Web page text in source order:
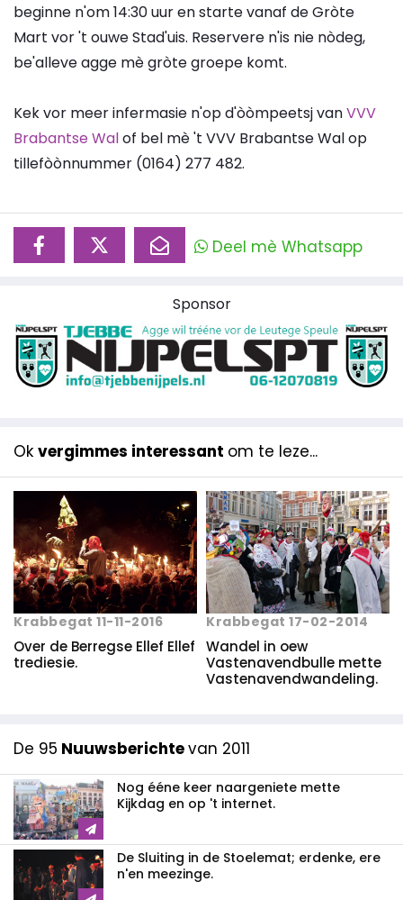
beginne n'om 14:30 uur en starte vanaf de Gròte
Mart vor 't ouwe Stad'uis. Reservere n'is nie nòdeg,
be'alleve agge mè gròte groepe komt.
Kek vor meer infermasie n'op d'òòmpeetsj vanVVV
Brabantse Walof bel mè 't VVV Brabantse Wal op
tillefòònnummer (0164) 277 482.
Deel mè Whatsapp
Sponsor
Ok vergimmes interessant om te leze...
Krabbegat 11-11-2016
Over de Berregse Ellef Ellef
trediesie.
Krabbegat 17-02-2014
Wandel in oew
Vastenavendbulle mette
Vastenavendwandeling.
De 95 Nuuwsberichtevan 2011
Nog ééne keer naargeniete mette
Kijkdag en op 't internet.
De Sluiting in de Stoelemat; erdenke, ere
n'en meezinge.